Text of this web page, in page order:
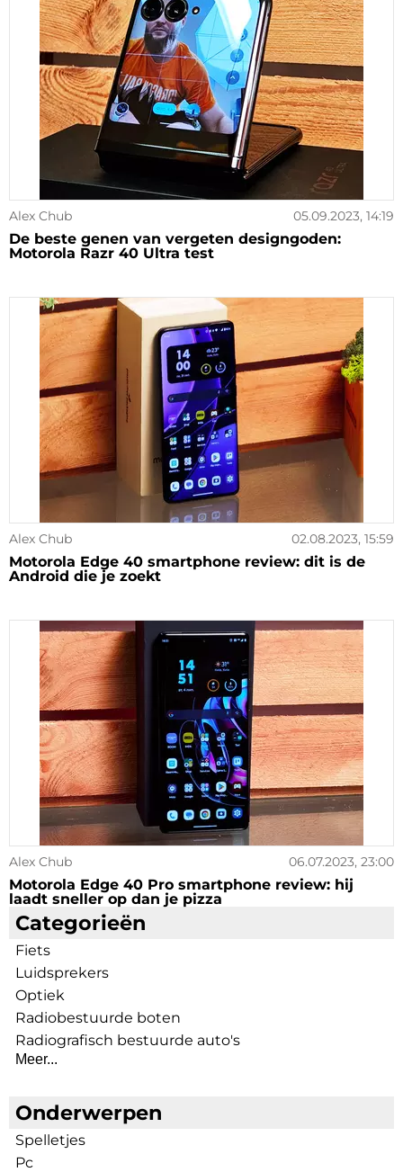
Alex Chub 05.09.2023, 14:19
De beste genen van vergeten designgoden:
Motorola Razr 40 Ultra test
Alex Chub 02.08.2023, 15:59
Motorola Edge 40 smartphone review: dit is de
Android die je zoekt
Alex Chub 06.07.2023, 23:00
Motorola Edge 40 Pro smartphone review: hij
laadt sneller op dan je pizza
Categorieën
Fiets
Luidsprekers
Optiek
Radiobestuurde boten
Radiografisch bestuurde auto's
Meer...
Onderwerpen
Spelletjes
Pc